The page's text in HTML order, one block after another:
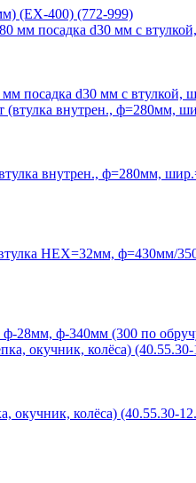
(EX-400) (772-999)
посадка d30 мм с втулкой,
внутрен., ф=280мм,
HEX=32мм, ф=430мм/
28мм, ф-340мм (300 по
окучник, колёса) (40.55.30-